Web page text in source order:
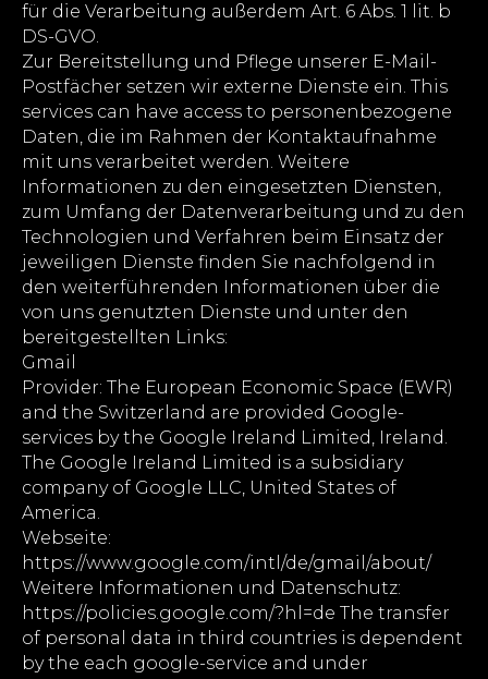
für die Verarbeitung außerdem Art. 6 Abs. 1 lit. b
DS-GVO.
Zur Bereitstellung und Pflege unserer E-Mail-
Postfächer setzen wir externe Dienste ein. This
services can have access to personenbezogene
Daten, die im Rahmen der Kontaktaufnahme
mit uns verarbeitet werden. Weitere
Informationen zu den eingesetzten Diensten,
zum Umfang der Datenverarbeitung und zu den
Technologien und Verfahren beim Einsatz der
jeweiligen Dienste finden Sie nachfolgend in
den weiterführenden Informationen über die
von uns genutzten Dienste und unter den
bereitgestellten Links:
Gmail
Provider: The European Economic Space (EWR)
and the Switzerland are provided Google-
services by the Google Ireland Limited, Ireland.
The Google Ireland Limited is a subsidiary
company of Google LLC, United States of
America.
Webseite:
https://www.google.com/intl/de/gmail/about/
Weitere Informationen und Datenschutz:
https://policies.google.com/?hl=de The transfer
of personal data in third countries is dependent
by the each google-service and under